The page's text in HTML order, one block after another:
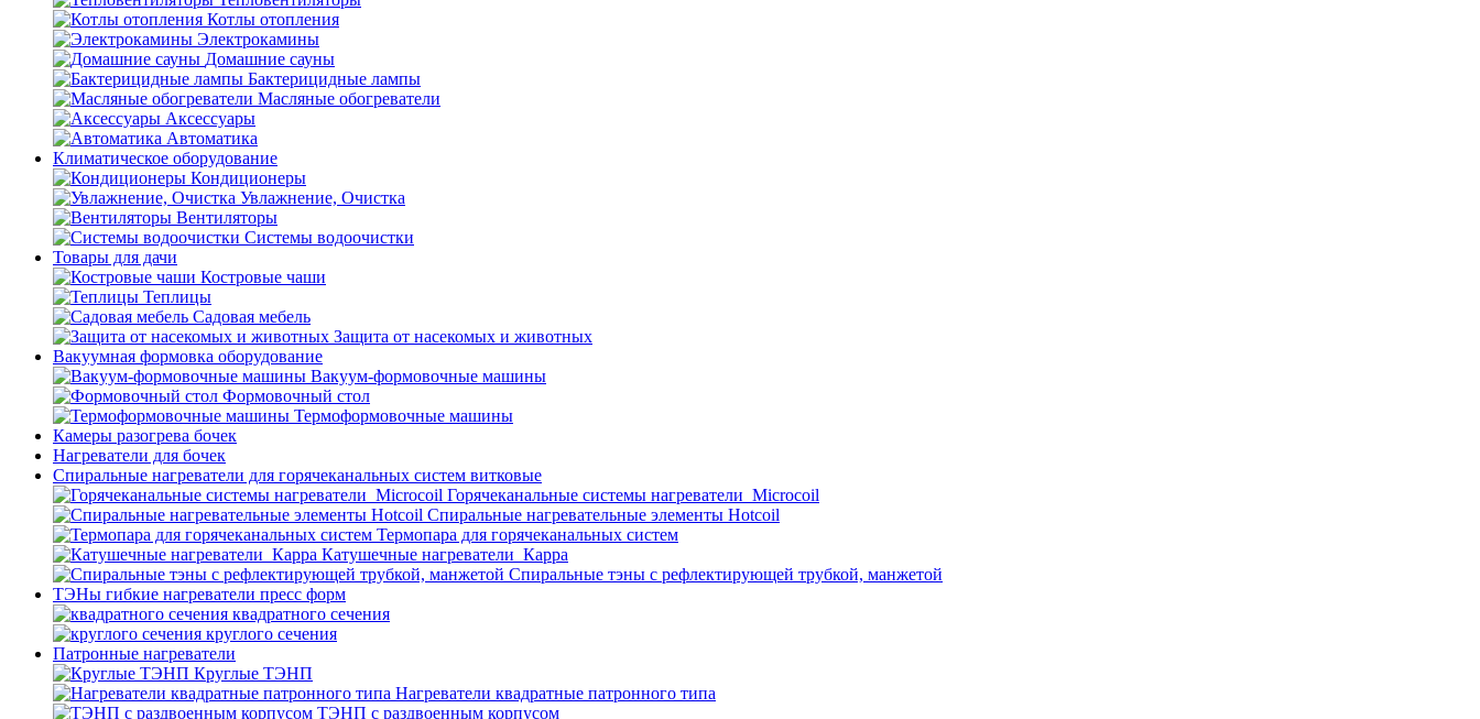
Котлы отопления
Электрокамины
Домашние сауны
Бактерицидные лампы
Масляные обогреватели
Аксессуары
Автоматика
Климатическое оборудование
Кондиционеры
Увлажнение, Очистка
Вентиляторы
Системы водоочистки
Товары для дачи
Костровые чаши
Теплицы
Садовая мебель
Защита от насекомых и животных
Вакуумная формовка оборудование
Вакуум-формовочные машины
Формовочный стол
Термоформовочные машины
Камеры разогрева бочек
Нагреватели для бочек
Спиральные нагреватели для горячеканальных систем витковые
Горячеканальные системы нагреватели_Microcoil
Спиральные нагревательные элементы Hotcoil
Термопара для горячеканальных систем
Катушечные нагреватели_Карра
Спиральные тэны с рефлектирующей трубкой, манжетой
ТЭНы гибкие нагреватели пресс форм
квадратного сечения
круглого сечения
Патронные нагреватели
Круглые ТЭНП
Нагреватели квадратные патронного типа
ТЭНП с раздвоенным корпусом